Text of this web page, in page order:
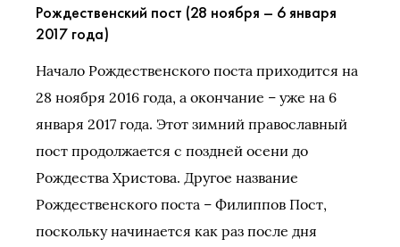
Рождественский пост (28 ноября – 6 января
2017 года)
Начало Рождественского поста приходится на
28 ноября 2016 года, а окончание – уже на 6
января 2017 года. Этот зимний православный
пост продолжается с поздней осени до
Рождества Христова. Другое название
Рождественского поста – Филиппов Пост,
поскольку начинается как раз после дня